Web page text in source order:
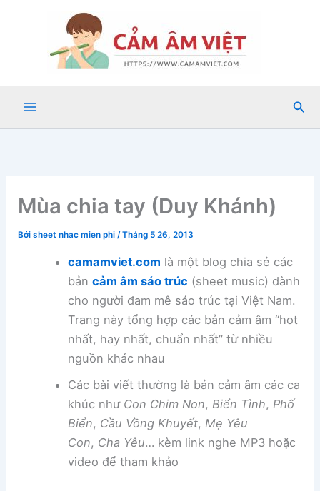
Tìm
Mùa chia tay (Duy Khánh)
Bởisheet nhac mien phi/Tháng 5 26, 2013
camamviet.com là một blog chia sẻ các
bản cảm âm sáo trúc (sheet music) dành
cho người đam mê sáo trúc tại Việt Nam.
Trang này tổng hợp các bản cảm âm “hot
nhất, hay nhất, chuẩn nhất” từ nhiều
nguồn khác nhau
Các bài viết thường là bản cảm âm các ca
khúc như Con Chim Non, Biển Tình, Phố
Biển, Cầu Vồng Khuyết, Mẹ Yêu
Con, Cha Yêu… kèm link nghe MP3 hoặc
video để tham khảo